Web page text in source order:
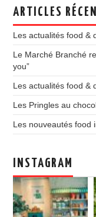
ARTICLES
Les actualités food &
Le Marché Branché
you”
Les actualités food &
Les Pringles au
Les nouveautés food
INSTAGRAM